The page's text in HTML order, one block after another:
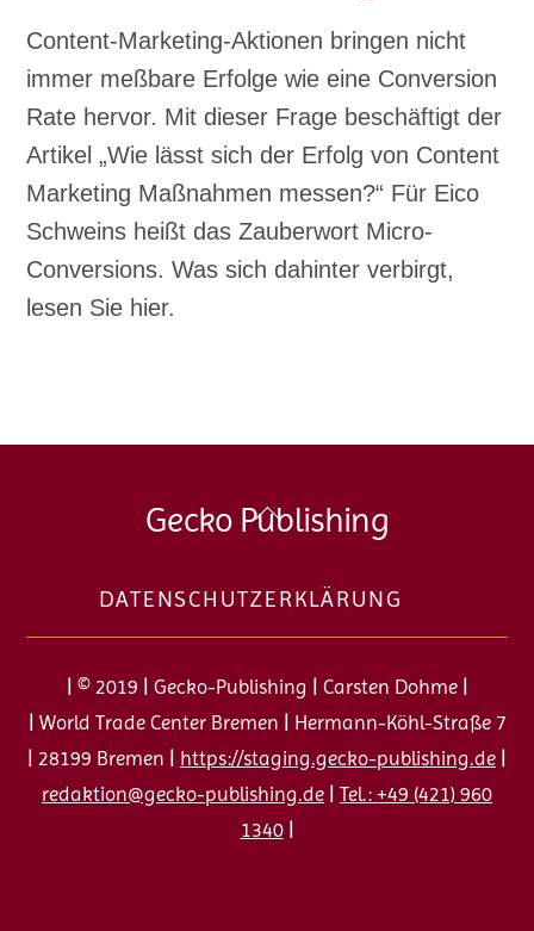
Content-Marketing-Aktionen bringen nicht
immer meßbare Erfolge wie eine Conversion
Rate hervor. Mit dieser Frage beschäftigt der
Artikel „Wie lässt sich der Erfolg von Content
Marketing Maßnahmen messen?“ Für Eico
Schweins heißt das Zauberwort Micro-
Conversions. Was sich dahinter verbirgt,
lesen Sie hier.
Back
Top
Gecko Publishing
DATENSCHUTZERKLÄRUNG
| © 2019 | Gecko-Publishing | Carsten Dohme |
| World Trade Center Bremen | Hermann-Köhl-Straße 7
| 28199 Bremen | https://staging.gecko-publishing.de
redaktion@gecko-publishing.de
Tel.: +49 (421) 960
1340|